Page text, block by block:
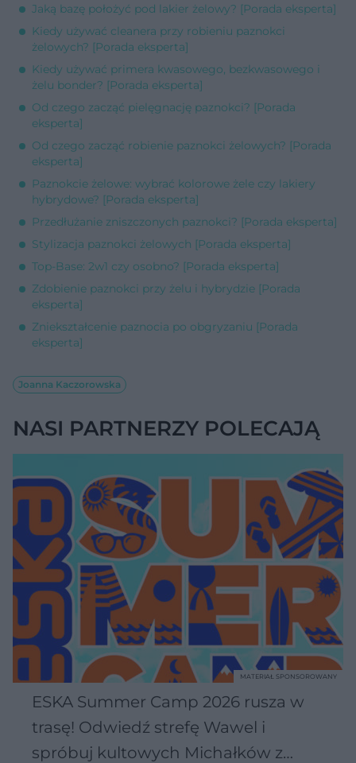
Jaką bazę położyć pod lakier żelowy? [Porada eksperta]
Kiedy używać cleanera przy robieniu paznokci
żelowych? [Porada eksperta]
Kiedy używać primera kwasowego, bezkwasowego i
żelu bonder? [Porada eksperta]
Od czego zacząć pielęgnację paznokci? [Porada
eksperta]
Od czego zacząć robienie paznokci żelowych? [Porada
eksperta]
Paznokcie żelowe: wybrać kolorowe żele czy lakiery
hybrydowe? [Porada eksperta]
Przedłużanie zniszczonych paznokci? [Porada eksperta]
Stylizacja paznokci żelowych [Porada eksperta]
Top-Base: 2w1 czy osobno? [Porada eksperta]
Zdobienie paznokci przy żelu i hybrydzie [Porada
eksperta]
Zniekształcenie paznocia po obgryzaniu [Porada
eksperta]
Joanna Kaczorowska
NASI PARTNERZY POLECAJĄ
ESKA Summer Camp 2026 rusza w
trasę! Odwiedź strefę Wawel i
spróbuj kultowych Michałków z
MATERIAŁ SPONSOROWANY